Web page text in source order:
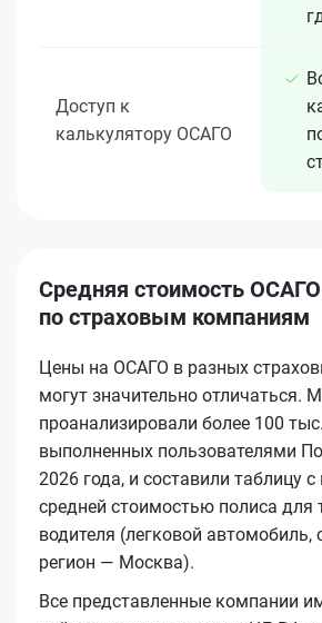
Доступ к
калькулятору ОСАГО
Средняя стоимость ОСАГО
по страховым компаниям
Цены на ОСАГО в разных
могут значительно отличаться.
проанализировали более 100
выполненных пользователями
2026 года, и составили таблицу
средней стоимостью полиса для
водителя (легковой автомобиль,
регион — Москва).
Все представленные компании